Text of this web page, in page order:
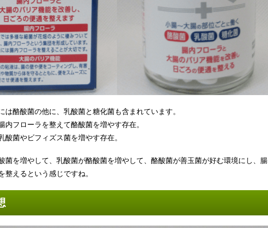
は酪酸菌の他に、乳酸菌と糖化菌も含まれています。
内フローラを整えて酪酸菌を増やす存在。
酸菌やビフィズス菌を増やす存在。
菌を増やして、乳酸菌が酪酸菌を増やして、酪酸菌が善玉菌が好む環境にし、腸
整えるという感じですね。